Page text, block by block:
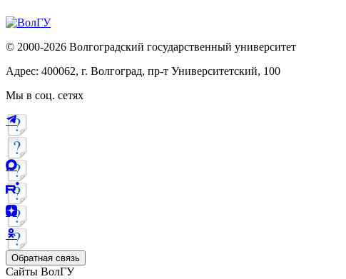
© 2000-2026 Волгоградский государственный университет
Адрес: 400062, г. Волгоград, пр-т Университетский, 100
Мы в соц. сетях
Обратная связь
Сайты ВолГУ